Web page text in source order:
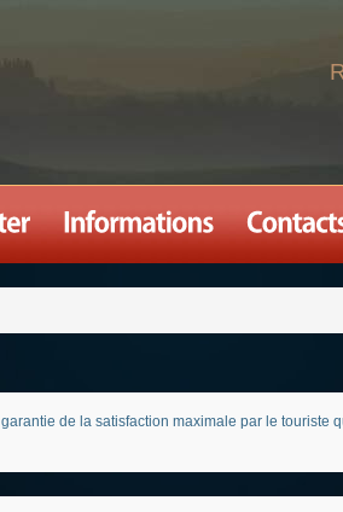
de la satisfaction maximale par le touriste